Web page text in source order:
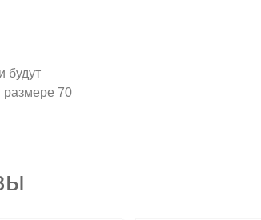
будут
размере 70